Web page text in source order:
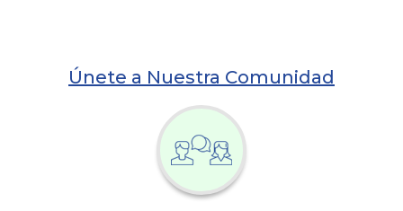
Únete a Nuestra Comunidad